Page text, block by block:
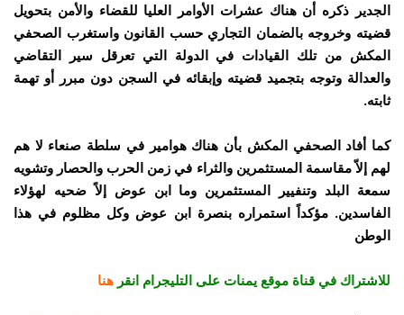
الجدير ذكره أن هناك عشرات الأوامر العليا للقضاء والأمن بتحويل
قضيته وخروجه بالضمان التجاري حسب القانون واستغرب الصحفي
المكش من تلك القيادات في الدولة التي تعرقل سير التقاضي
والعدالة وتوجه بتجميد قضيته وإبقائه في السجن دون مبرر أو تهمة
ثابته.
كما أفاد الصحفي المكش بأن هناك هوامير في سلطة صنعاء لا هم
لهم إلاّ مقاسمة المستثمرين والثراء في زمن الحرب والحصار وتشويه
سمعة البلد وتنفيير المستثمرين وما ابن عوض إلاً ضحيه لهؤلاء
الفاسدين.مؤكداً استمراره بنصرة ابن عوض وكل مظلوم في هذا
الوطن
للاشتراك في قناة موقع يمنات على التليجرام انقر هنا